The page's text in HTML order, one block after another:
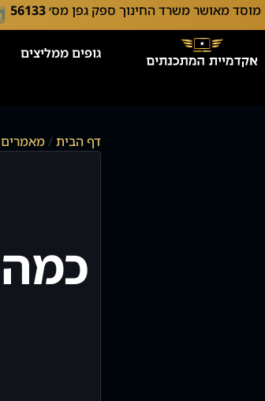
מוסד מאושר משרד החינוך ספק גפן מס׳56133
גופים ממליצים
דף הבית/מאמרים
כמה